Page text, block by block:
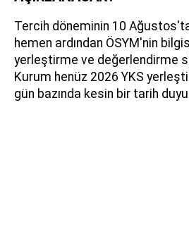
Tercih döneminin 10
hemen ardından ÖSYM'nin
yerleştirme ve değerlendirme
Kurum henüz 2026 YKS
gün bazında kesin bir tarih